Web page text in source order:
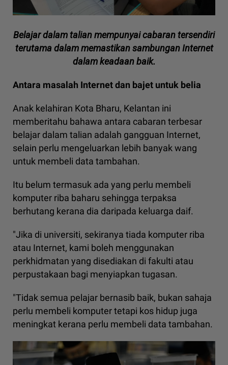
Belajar dalam talian mempunyai cabaran tersendiri
terutama dalam memastikan sambungan Internet
dalam keadaan baik.
Antara masalah Internet dan bajet untuk belia
Anak kelahiran Kota Bharu, Kelantan ini
memberitahu bahawa antara cabaran terbesar
belajar dalam talian adalah gangguan Internet,
selain perlu mengeluarkan lebih banyak wang
untuk membeli data tambahan.
Itu belum termasuk ada yang perlu membeli
komputer riba baharu sehingga terpaksa
berhutang kerana dia daripada keluarga daif.
"Jika di universiti, sekiranya tiada komputer riba
atau Internet, kami boleh menggunakan
perkhidmatan yang disediakan di fakulti atau
perpustakaan bagi menyiapkan tugasan.
"Tidak semua pelajar bernasib baik, bukan sahaja
perlu membeli komputer tetapi kos hidup juga
meningkat kerana perlu membeli data tambahan.